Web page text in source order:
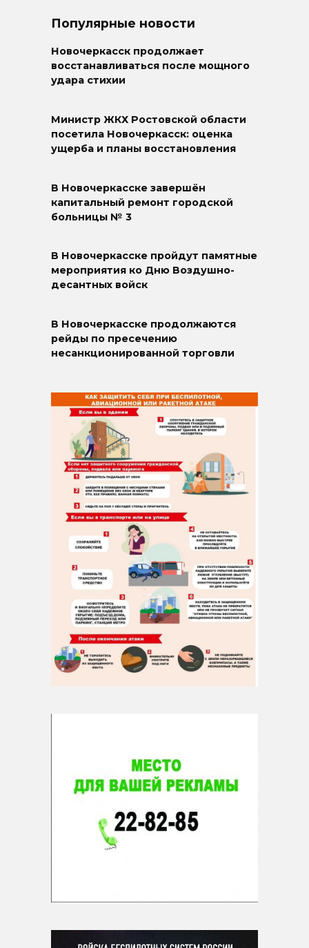
Популярные новости
Новочеркасск продолжает
восстанавливаться после мощного
удара стихии
Министр ЖКХ Ростовской области
посетила Новочеркасск: оценка
ущерба и планы восстановления
В Новочеркасске завершён
капитальный ремонт городской
больницы № 3
В Новочеркасске пройдут памятные
мероприятия ко Дню Воздушно-
десантных войск
В Новочеркасске продолжаются
рейды по пресечению
несанкционированной торговли